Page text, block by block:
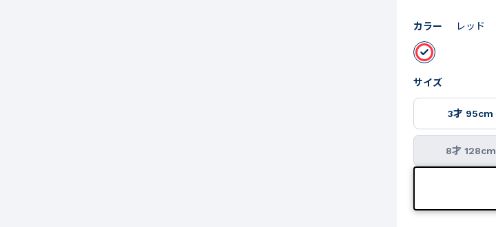
カラー レッド
サイズ
3才 95cm
8才 128cm